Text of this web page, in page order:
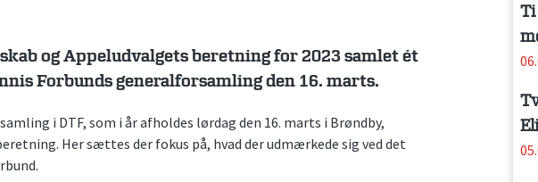
og Appeludvalgets beretning for 2023 samlet ét
Forbunds generalforsamling den 16. marts.
i DTF, som i år afholdes lørdag den 16. marts i Brøndby,
Her sættes der fokus på, hvad der udmærkede sig ved det